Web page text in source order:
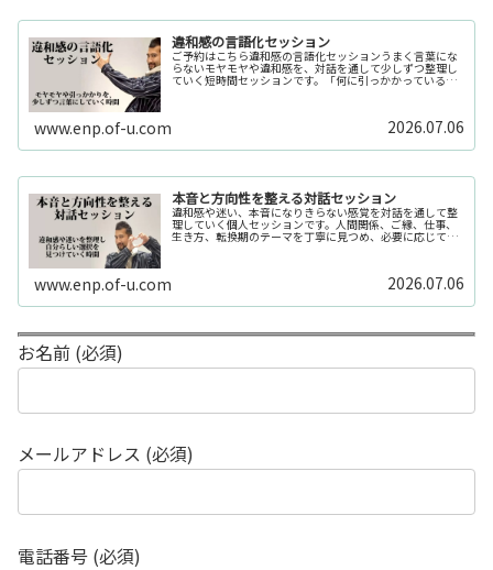
違和感の言語化セッション
ご予約はこちら違和感の言語化セッションうまく言葉にな
らないモヤモヤや違和感を、対話を通して少しずつ整理し
ていく短時間セッションです。「何に引っかかっているの
www.enp.of-u.com 2026.07.06
本音と方向性を整える対話セッション
違和感や迷い、本音になりきらない感覚を対話を通して整
理していく個人セッションです。人間関係、ご縁、仕事、
生き方、転換期のテーマを丁寧に見つめ、必要に応じてカ
www.enp.of-u.com 2026.07.06
お名前 (必須)
メールアドレス (必須)
電話番号 (必須)